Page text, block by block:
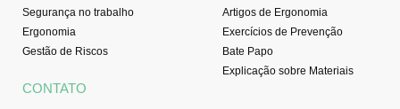
Segurança no trabalho
Ergonomia
Gestão de Riscos
CONTATO
Artigos de Ergonomia
Exercícios de Prevenção
Bate Papo
Explicação sobre Materiais